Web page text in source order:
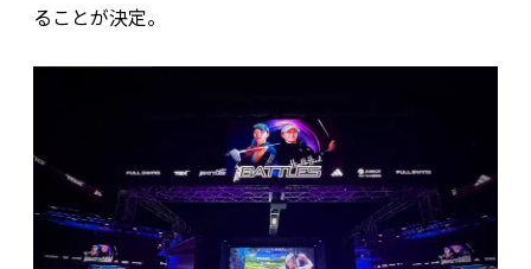
ることが決定。